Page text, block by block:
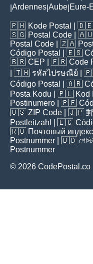
Ardennes Aube Eure-
🇵🇭 Kode Postal | 🇩🇪
🇸🇬 Postal Code |
Postal Code | 🇿🇦
Código Postal
| 🇪🇸
🇧🇷 CEP | 🇫🇷 Code
| 🇹🇭 รหัสไปรษณีย์ |
Código Postal
| 🇦🇷
Posta Kodu | 🇵🇱 Kod
Postinumero | 🇵🇪
🇺🇸 ZIP Code | 🇯🇵
Postleitzahl
| 🇪🇨
🇷🇺 Почтовый индекс
Postnummer | 🇧🇩
Postnummer
© 2026 CodePostal.co